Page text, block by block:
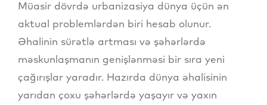
Müasir dövrdə urbanizasiya dünya üçün ən
aktual problemlərdən biri hesab olunur.
Əhalinin sürətlə artması və şəhərlərdə
məskunlaşmanın genişlənməsi bir sıra yeni
çağırışlar yaradır. Hazırda dünya əhalisinin
yarıdan çoxu şəhərlərdə yaşayır və yaxın